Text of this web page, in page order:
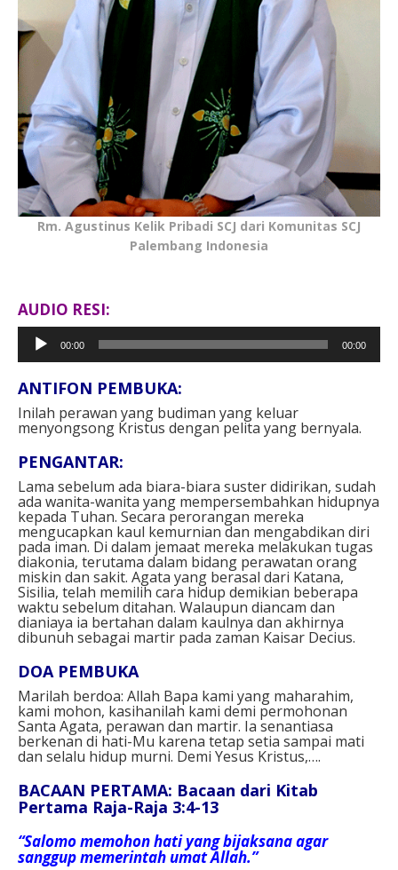
Rm. Agustinus Kelik Pribadi SCJ dari Komunitas SCJ
Palembang Indonesia
AUDIO RESI:
Pemutar
Audio
00:00 00:00
ANTIFON PEMBUKA:
Inilah perawan yang budiman yang keluar
menyongsong Kristus dengan pelita yang bernyala.
PENGANTAR:
Lama sebelum ada biara-biara suster didirikan, sudah
ada wanita-wanita yang mempersembahkan hidupnya
kepada Tuhan. Secara perorangan mereka
mengucapkan kaul kemurnian dan mengabdikan diri
pada iman. Di dalam jemaat mereka melakukan tugas
diakonia, terutama dalam bidang perawatan orang
miskin dan sakit. Agata yang berasal dari Katana,
Sisilia, telah memilih cara hidup demikian beberapa
waktu sebelum ditahan. Walaupun diancam dan
dianiaya ia bertahan dalam kaulnya dan akhirnya
dibunuh sebagai martir pada zaman Kaisar Decius.
DOA PEMBUKA
Marilah berdoa: Allah Bapa kami yang maharahim,
kami mohon, kasihanilah kami demi permohonan
Santa Agata, perawan dan martir. Ia senantiasa
berkenan di hati-Mu karena tetap setia sampai mati
dan selalu hidup murni. Demi Yesus Kristus,….
BACAAN PERTAMA: Bacaan dari Kitab
Pertama Raja-Raja 3:4-13
“Salomo memohon hati yang bijaksana agar
sanggup memerintah umat Allah.”